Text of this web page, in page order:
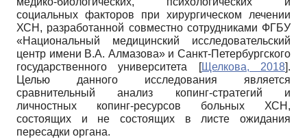
социальных факторов при хирургическом лечении
ХСН, разработанной совместно сотрудниками ФГБУ
«Национальный медицинский исследовательский
центр имени В.А. Алмазова» и Санкт-Петербургского
государственного университета
[Щелкова, 2018].
Целью данного исследования является
сравнительный анализ копинг-стратегий и
личностных копинг-ресурсов больных ХСН,
состоящих и не состоящих в листе ожидания
пересадки органа.